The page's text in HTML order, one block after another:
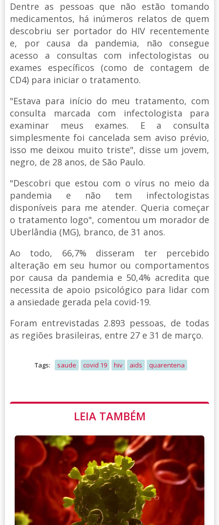
Dentre as pessoas que não estão tomando
medicamentos, há inúmeros relatos de quem
descobriu ser portador do HIV recentemente
e, por causa da pandemia, não consegue
acesso a consultas com infectologistas ou
exames específicos (como de contagem de
CD4) para iniciar o tratamento.
"Estava para início do meu tratamento, com
consulta marcada com infectologista para
examinar meus exames. E a consulta
simplesmente foi cancelada sem aviso prévio,
isso me deixou muito triste", disse um jovem,
negro, de 28 anos, de São Paulo.
"Descobri que estou com o vírus no meio da
pandemia e não tem infectologistas
disponíveis para me atender. Queria começar
o tratamento logo", comentou um morador de
Uberlândia (MG), branco, de 31 anos.
Ao todo, 66,7% disseram ter percebido
alteração em seu humor ou comportamentos
por causa da pandemia e 50,4% acredita que
necessita de apoio psicológico para lidar com
a ansiedade gerada pela covid-19.
Foram entrevistadas 2.893 pessoas, de todas
as regiões brasileiras, entre 27 e 31 de março.
Tags: saude covid 19 hiv aids quarentena
LEIA TAMBÉM